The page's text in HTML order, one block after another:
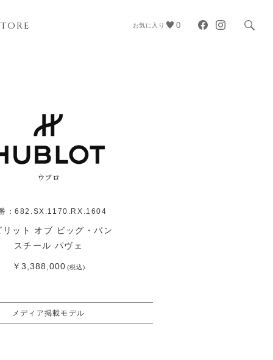
お気に入り 0
ウブロ
：682.SX.1170.RX.1604
リット オブ ビッグ・バン
スチール パヴェ
￥3,388,000(税込)
メディア掲載モデル